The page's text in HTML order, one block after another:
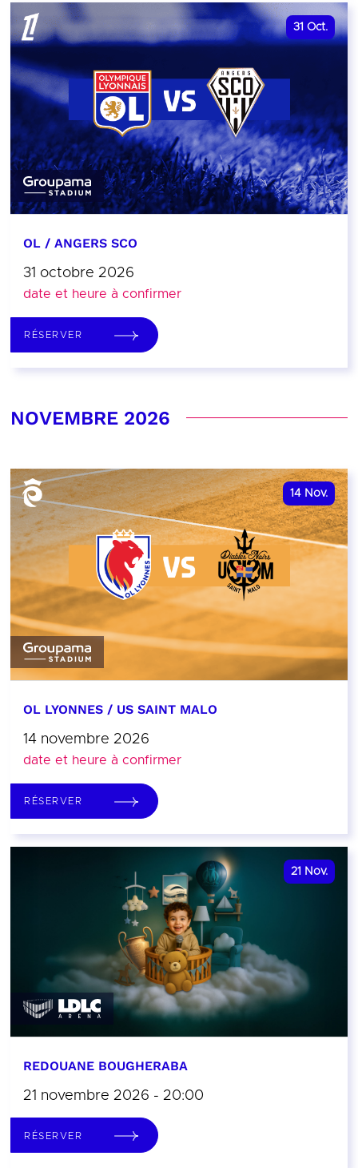
31 Oct.
OL / ANGERS SCO
31 octobre 2026
date et heure à confirmer
RÉSERVER
NOVEMBRE 2026
14 Nov.
OL LYONNES / US SAINT MALO
14 novembre 2026
date et heure à confirmer
RÉSERVER
21 Nov.
REDOUANE BOUGHERABA
21 novembre 2026 - 20:00
RÉSERVER